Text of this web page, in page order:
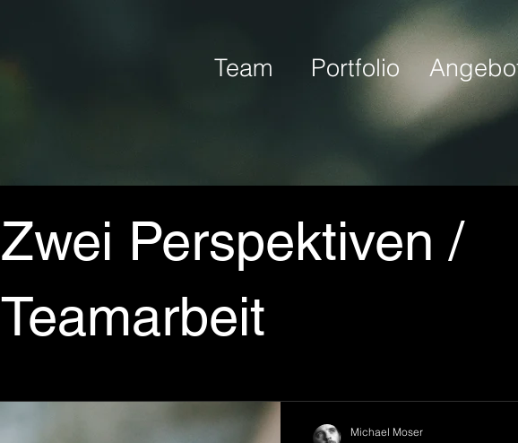
Team Portfolio
Zwei Perspektiven /
Teamarbeit
Michael Moser